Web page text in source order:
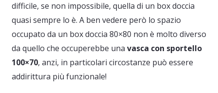
difficile, se non impossibile, quella di un box doccia
quasi sempre lo è. A ben vedere però lo spazio
occupato da un box doccia 80×80 non è molto diverso
da quello che occuperebbe una vasca con sportello
100×70, anzi, in particolari circostanze può essere
addirittura più funzionale!